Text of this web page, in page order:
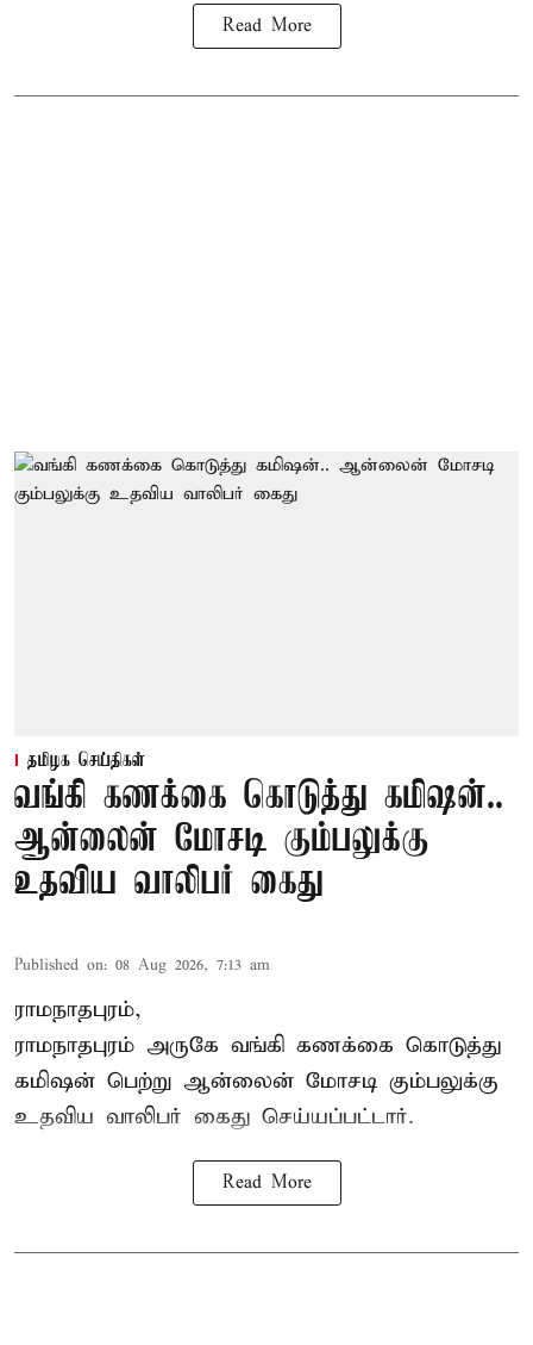
Read More
தமிழக செய்திகள்
வங்கி கணக்கை கொடுத்து கமிஷன்..
ஆன்லைன் மோசடி கும்பலுக்கு
உதவிய வாலிபர் கைது
Published on: 08 Aug 2026, 7:13 am
ராமநாதபுரம்,
ராமநாதபுரம் அருகே வங்கி கணக்கை கொடுத்து
கமிஷன் பெற்று ஆன்லைன் மோசடி கும்பலுக்கு
உதவிய வாலிபர் கைது செய்யப்பட்டார்.
Read More